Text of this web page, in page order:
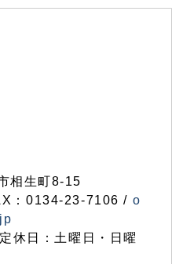
相生町8-15
：0134-23-7106 / o
休日：土曜日・日曜